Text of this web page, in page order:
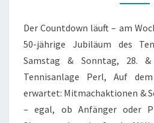
50
Der Countdown läuft – am
50-jährige Jubiläum des
Samstag & Sonntag, 28.
Tennisanlage Perl, Auf
erwartet: Mitmachaktionen &
– egal, ob Anfänger oder